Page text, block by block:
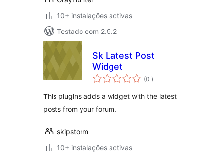
10+ instalações activas
Testado com 2.9.2
Sk Latest Post
Widget
(0 classificações
)
This plugins adds a widget with the latest
posts from your forum.
skipstorm
10+ instalações activas